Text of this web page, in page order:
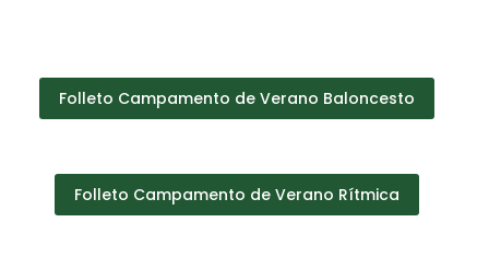
Folleto Campamento de Verano Baloncesto
Folleto Campamento de Verano Rítmica